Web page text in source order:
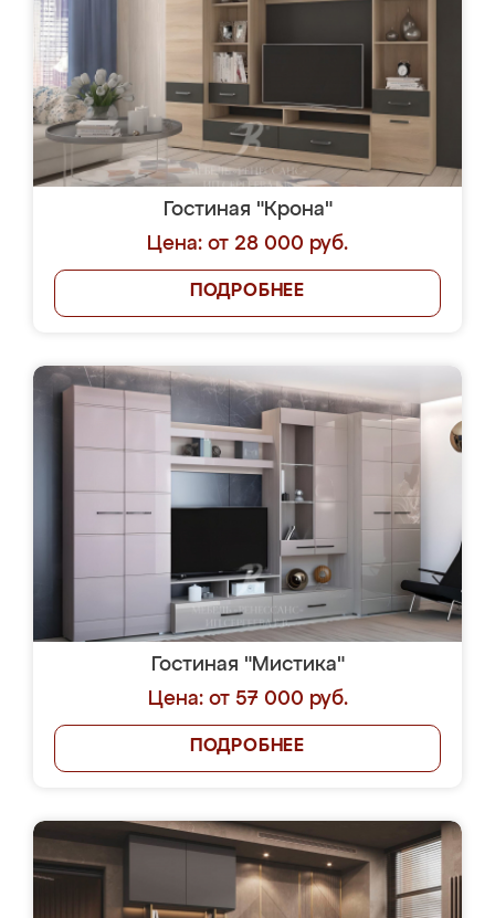
Гостиная "Крона"
Цена: от 28 000 руб.
ПОДРОБНЕЕ
Гостиная "Мистика"
Цена: от 57 000 руб.
ПОДРОБНЕЕ